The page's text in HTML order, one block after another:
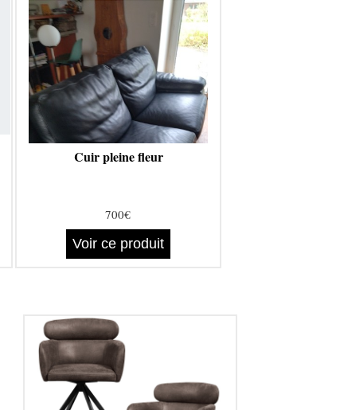
Cuir pleine fleur
700€
Voir ce produit